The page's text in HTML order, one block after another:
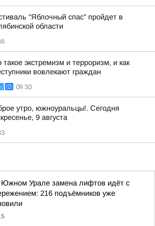
"Яблочный спас" пройдет в
области
такое экстремизм и терроризм, и как
вовлекают граждан
09:30
утро, южноуральцы!. Сегодня
9 августа
Урале замена лифтов идёт с
216 подъёмников уже